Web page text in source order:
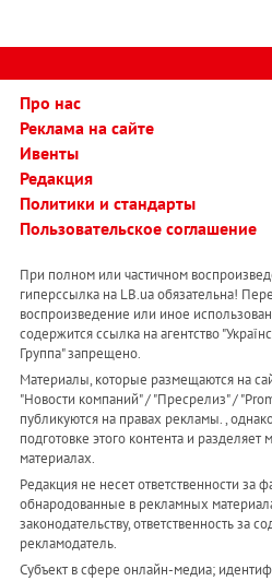
Про нас
Реклама на сайте
Ивенты
Редакция
Политики и стандарты
Пользовательское соглашение
При полном или частичном
гиперссылка на LB.ua обязательна!
воспроизведение или иное
содержится ссылка на агентство
Группа" запрещено.
Материалы, которые размещаются на
"Новости компаний" / "Пресрелиз" /
публикуются на правах рекламы. ,
подготовке этого контента и
материалах.
Редакция не несет ответственности за
обнародованные в рекламных
законодательству, ответственность за
рекламодатель.
Субъект в сфере онлайн-медиа;